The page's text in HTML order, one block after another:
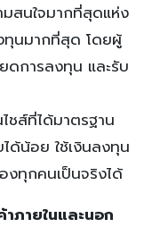
สนใจมากที่สุดแห่ง
ทุนมากที่สุด โดยผู้
ดการลงทุน และรับ
ชส์ที่ได้มาตรฐาน
ด้น้อย ใช้เงินลงทุน
ทุกคนเป็นจริงได้
ภายในและนอก